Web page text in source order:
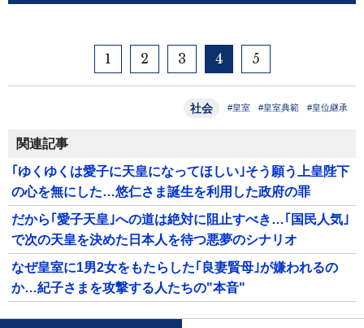
1 2 3 4 5
社会 #皇室 #皇室典範 #皇位継承
関連記事
｢ゆくゆくは愛子に天皇になってほしい｣そう願う上皇陛下
の心を無にした…悠仁さま誕生を利用した政府の罪
だから｢愛子天皇｣への道は絶対に阻止すべき…｢国民人気｣
で次の天皇を決めた日本人を待つ悪夢のシナリオ
なぜ皇室に1男2女をもたらした｢良妻賢母｣が嫌われるの
か…紀子さまを攻撃する人たちの"本音"